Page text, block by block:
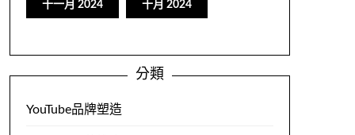
十一月 2024 十月 2024
分類
YouTube品牌塑造